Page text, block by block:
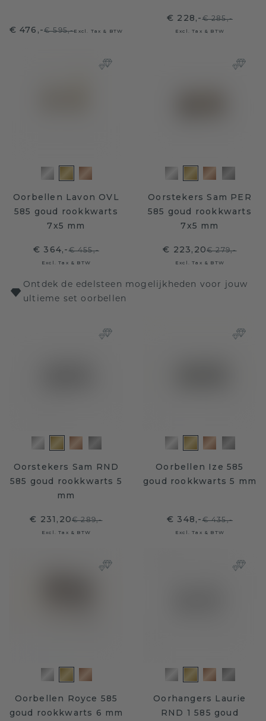
€ 476,-€ 595,-Excl. Tax & BTW
€ 228,-€ 285,-
Excl. Tax & BTW
Oorbellen Lavon OVL
585 goud rookkwarts
7x5 mm
€ 364,-€ 455,-
Excl. Tax & BTW
Oorstekers Sam PER
585 goud rookkwarts
7x5 mm
€ 223,20€ 279,-
Excl. Tax & BTW
Ontdek de edelsteen mogelijkheden voor jouw
ultieme set oorbellen
Oorstekers Sam RND
585 goud rookkwarts 5
mm
€ 231,20€ 289,-
Excl. Tax & BTW
Oorbellen Ize 585
goud rookkwarts 5 mm
€ 348,-€ 435,-
Excl. Tax & BTW
Oorbellen Royce 585
goud rookkwarts 6 mm
Oorhangers Laurie
RND 1 585 goud